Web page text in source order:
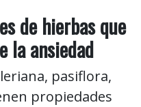
de hierbas que
la ansiedad
pasiflora,
propiedades